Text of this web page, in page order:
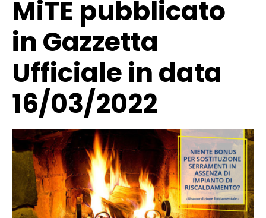
MiTE pubblicato
in Gazzetta
Ufficiale in data
16/03/2022